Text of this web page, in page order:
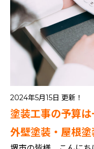
2024年5月15日 更新！
塗装工事の予算
外壁塗装・屋根